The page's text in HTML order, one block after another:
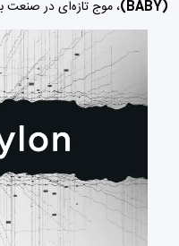
(BABY)، موج تازه‌ای در صنعت